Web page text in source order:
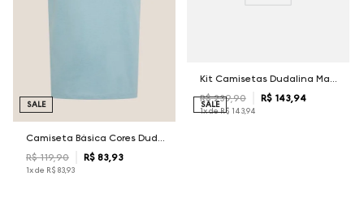
Camiseta Básica Cores Dudalina Masculina
R$ 119,90 R$ 83,93
1x de R$ 83,93
SALE
R$ 239,90 R$ 143, 94
1x deR$ 143,94
SALE